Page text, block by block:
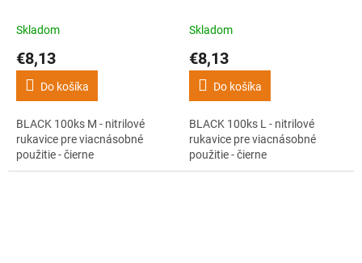
čierne
Skladom
€8,13
Do košíka
BLACK 100ks M - nitrilové
rukavice pre viacnásobné
použitie - čierne
čierne
Skladom
€8,13
Do košíka
BLACK 100ks L - nitrilové
rukavice pre viacnásobné
použitie - čierne